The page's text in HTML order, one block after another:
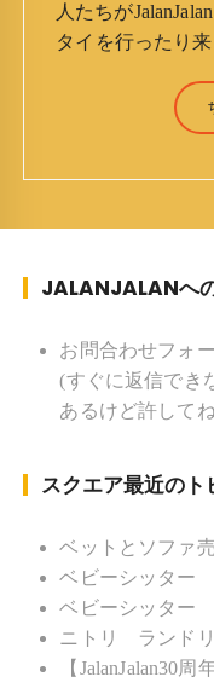
人たちが
タイを行ったり
（Jun Yamamori
才) 生ま
ク ソ
督 BKKソ
ぼん 」監督 マレ
イ歴 ：
JALANJALANへ
お問合わせフォ
(すぐに返信でき
あるけど許して
スクエア最近のト
ベットとソファ
ベビーシッター
ベビーシッター
ニトリ ランド
【JalanJalan30